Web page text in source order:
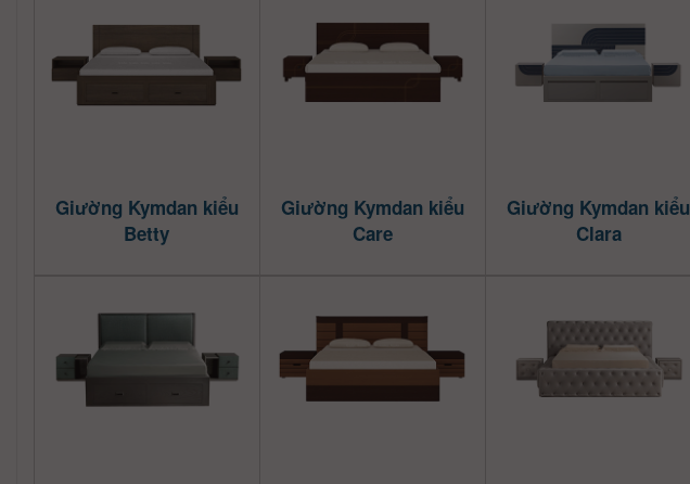
Giường Kymdan kiểu
Betty
Giường Kymdan kiểu
Care
Giường Kymdan kiểu
Clara